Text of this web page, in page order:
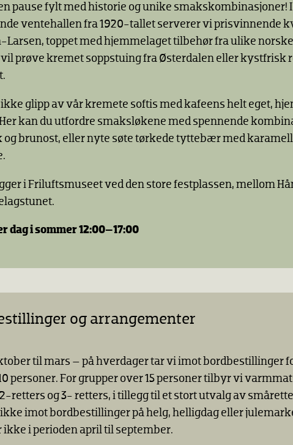
pause fylt med historie og unike smakskombinasjoner!
ventehallen fra 1920-tallet serverer vi prisvinnende
Larsen, toppet med hjemmelaget tilbehør fra ulike
vil prøve kremet soppstuing fra Østerdalen eller kystfrisk
ikke glipp av vår kremete softis med kafeens helt eget,
kan du utfordre smaksløkene med spennende
og brunost, eller nyte søte tørkede tyttebær med
i Friluftsmuseet ved den store festplassen, mellom
dag i sommer 12:00–17:00
og arrangementer
til mars – på hverdager tar vi imot bordbestillinger
personer. For grupper over 15 personer tilbyr vi
retters og 3- retters, i tillegg til et stort utvalg av
imot bordbestillinger på helg, helligdag eller
ikke i perioden april til september.